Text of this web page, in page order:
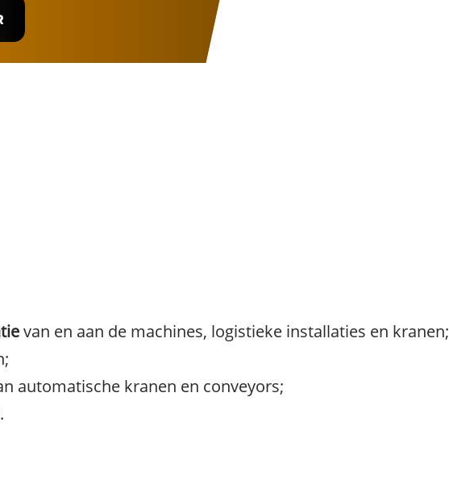
van en aan de machines, logistieke installaties en kranen;
automatische kranen en conveyors;